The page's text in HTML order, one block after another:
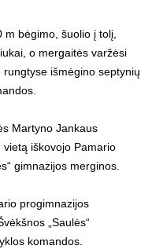
bėgimo, šuolio į tolį,
o mergaitės varžėsi
išmėgino septynių
Martyno Jankaus
iškovojo Pamario
gimnazijos merginos.
progimnazijos
„Saulės“
komandos.